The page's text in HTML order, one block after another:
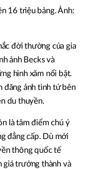
16 triệu bảng. Ảnh:
đời thường của gia
ảnh Becks và
hình xăm nổi bật.
đăng ảnh tình tứ bên
du thuyền.
là tâm điểm chú ý
đẳng cấp. Dù mới
thông quốc tế
giá trưởng thành và